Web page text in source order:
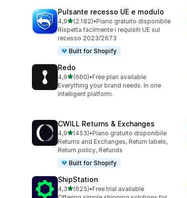
Pulsante recesso UE e modulo
4,9stelle su 5
(2.182)
2182 recensioni totali
•Piano gratuito disponibile
Rispetta facilmente i requisiti UE sul
recesso 2023/2673
Built for Shopify
Redo
4,9stelle su 5
(660)
660 recensioni totali
•Free plan available
Everything your brand needs. In one
intelligent platform.
CWILL Returns & Exchanges
4,9stelle su 5
(453)
453 recensioni totali
•Piano gratuito disponibile
Returns and Exchanges, Return labels,
Return policy, Refunds
Built for Shopify
ShipStation
4,3stelle su 5
(625)
625 recensioni totali
•Free trial available